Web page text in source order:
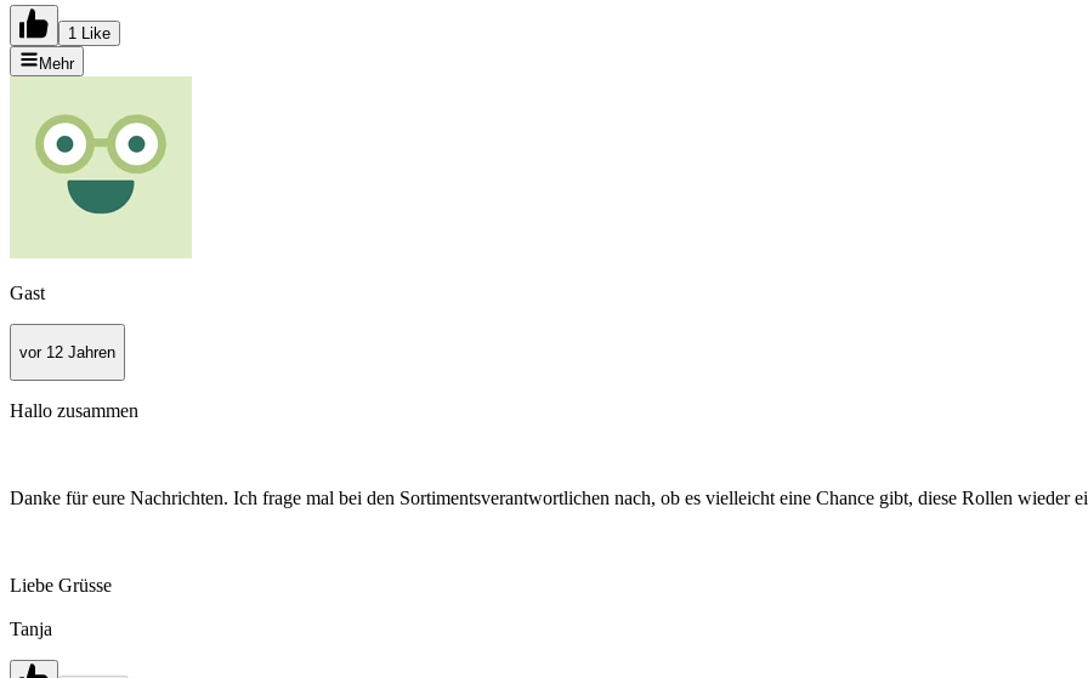
1 Like
Mehr
Gast
vor 12 Jahren
Hallo zusammen
Danke für eure Nachrichten. Ich frage mal bei den Sortimentsverantwortlichen nach, ob es vielleicht eine Chance gibt, diese Rollen wieder
Liebe Grüsse
Tanja